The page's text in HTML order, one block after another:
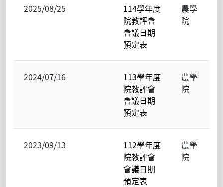
2025/08/25
114學年度
院教評會
會議日期
預定表
農學
院
2024/07/16
113學年度
院教評會
會議日期
預定表
農學
院
2023/09/13
112學年度
院教評會
會議日期
預定表
農學
院